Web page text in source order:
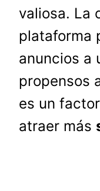
valiosa. La
plataforma
anuncios a
propensos
es un
atraer más